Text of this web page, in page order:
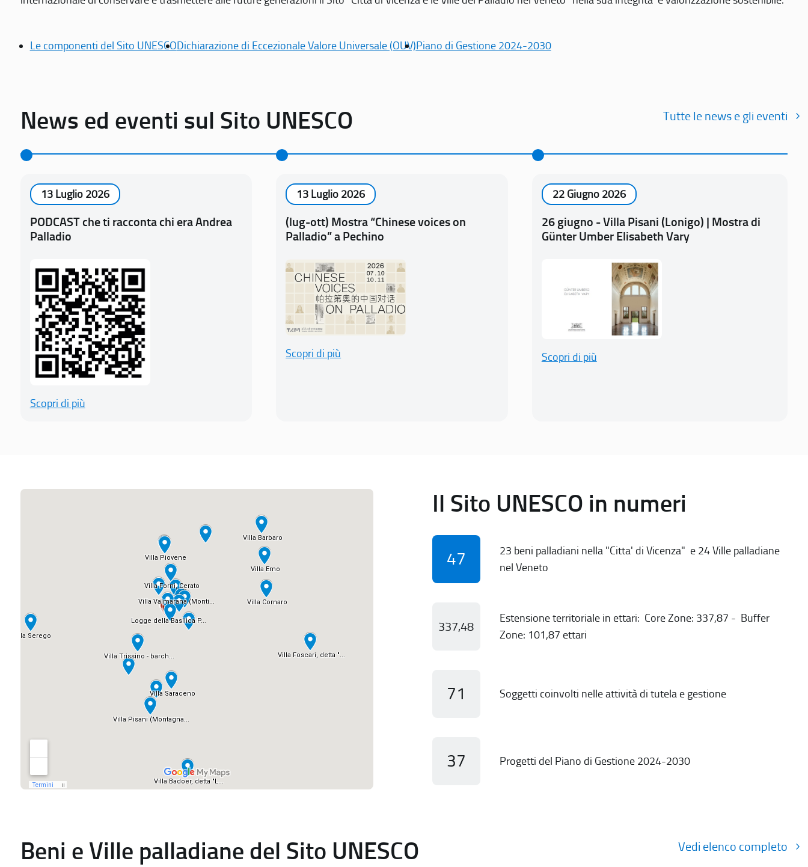
Le componenti del Sito UNESCODichiarazione di Eccezionale Valore Universale (OUV)Piano di Gestione 2024-2030
News ed eventi sul Sito UNESCO Tutte le news e gli eventi
13 Luglio 2026
PODCAST che ti racconta chi era Andrea
Palladio
Scopri di più
13 Luglio 2026
(lug-ott) Mostra “Chinese voices on
Palladio” a Pechino
Scopri di più
22 Giugno 2026
26 giugno - Villa Pisani (Lonigo) | Mostra di
Günter Umber Elisabeth Vary
Scopri di più
Il Sito UNESCO in numeri
47
23 beni palladiani nella "Citta' di Vicenza" e 24 Ville palladiane
nel Veneto
337,48
Estensione territoriale in ettari: Core Zone: 337,87 - Buffer
Zone: 101,87 ettari
71 Soggetti coinvolti nelle attività di tutela e gestione
37 Progetti del Piano di Gestione 2024-2030
Beni e Ville palladiane del Sito UNESCO Vedi elenco completo